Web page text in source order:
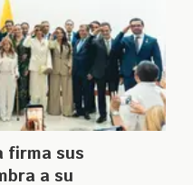
firma sus
a su